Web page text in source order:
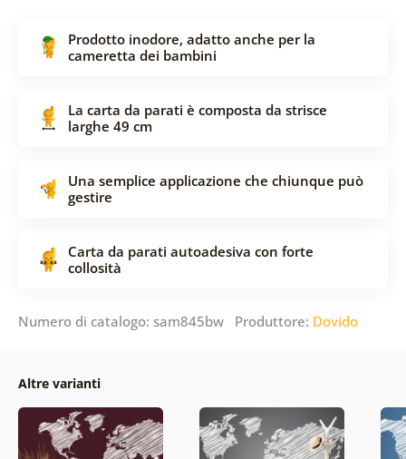
Prodotto inodore, adatto anche per la
cameretta dei bambini
La carta da parati è composta da strisce
larghe 49 cm
Una semplice applicazione che chiunque può
gestire
Carta da parati autoadesiva con forte
collosità
Numero di catalogo: sam845bw Produttore: Dovido
Altre varianti